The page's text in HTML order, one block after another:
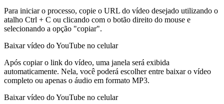
Para iniciar o processo, copie o URL do vídeo desejado utilizando o
atalho Ctrl + C ou clicando com o botão direito do mouse e
selecionando a opção "copiar".
Baixar vídeo do YouTube no celular
Após copiar o link do vídeo, uma janela será exibida
automaticamente. Nela, você poderá escolher entre baixar o vídeo
completo ou apenas o áudio em formato MP3.
Baixar vídeo do YouTube no celular